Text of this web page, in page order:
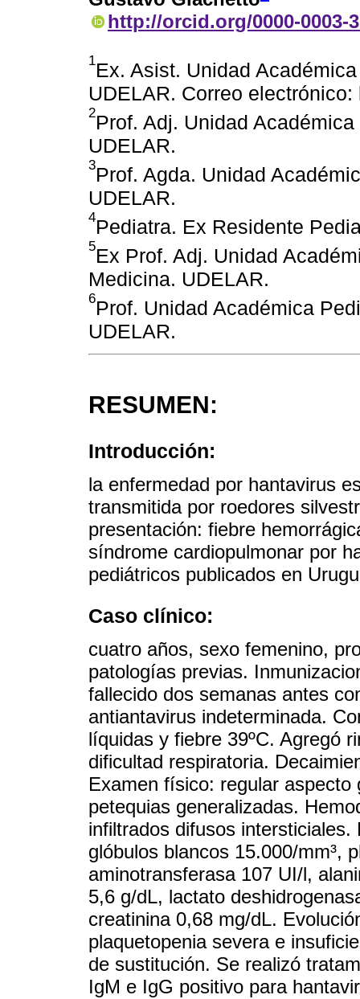
http://orcid.org/0000-0003-
1Ex. Asist. Unidad
UDELAR. Correo
2Prof. Adj. Unidad
UDELAR.
3Prof. Agda. Unidad
UDELAR.
4Pediatra. Ex Residente
5Ex Prof. Adj. Unidad
Medicina. UDELAR.
6Prof. Unidad Académica
UDELAR.
RESUMEN:
Introducción:
la enfermedad por hantavirus
transmitida por roedores
presentación: fiebre
síndrome cardiopulmonar por
pediátricos publicados en
Caso clínico:
cuatro años, sexo femenino,
patologías previas.
fallecido dos semanas antes
antiantavirus indeterminada.
líquidas y fiebre 39ºC. Agregó
dificultad respiratoria.
Examen físico: regular
petequias generalizadas.
infiltrados difusos
glóbulos blancos 15.000/mm³,
aminotransferasa 107 UI/l,
5,6 g/dL, lactato
creatinina 0,68 mg/dL.
plaquetopenia severa e
de sustitución. Se realizó
IgM e IgG positivo para